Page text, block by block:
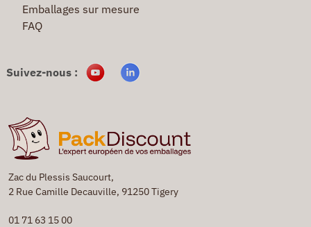
Zac du Plessis Saucourt,
2 Rue Camille Decauville, 91250 Tigery
01 71 63 15 00
Emballages sur mesure
FAQ
Suivez-nous :